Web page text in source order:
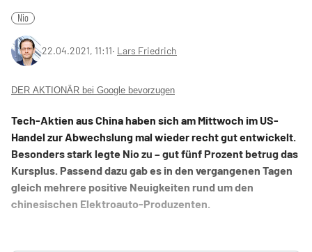
Nio
22.04.2021, 11:11‧ Lars Friedrich
DER AKTIONÄR bei Google bevorzugen
Tech-Aktien aus China haben sich am Mittwoch im US-
Handel zur Abwechslung mal wieder recht gut entwickelt.
Besonders stark legte Nio zu – gut fünf Prozent betrug das
Kursplus. Passend dazu gab es in den vergangenen Tagen
gleich mehrere positive Neuigkeiten rund um den
chinesischen Elektroauto-Produzenten.